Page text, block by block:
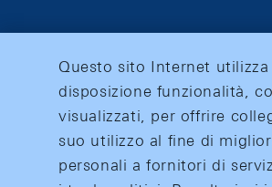
Questo sito Internet
disposizione funzionalità,
visualizzati, per offrire
suo utilizzo al fine di
personali a fornitori di